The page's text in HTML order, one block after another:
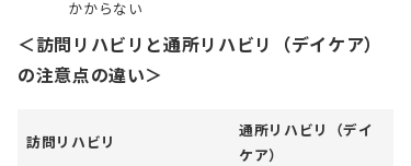
かからない
＜訪問リハビリと通所リハビリ（デイケア）
の注意点の違い＞
訪問リハビリ
通所リハビリ（デイ
ケア）